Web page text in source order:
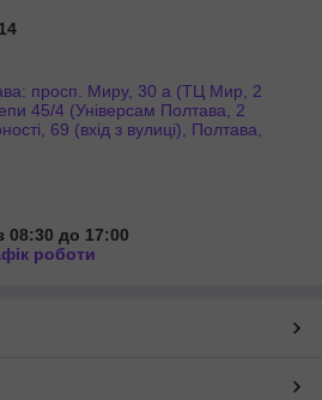
просп. Миру, 30 а (ТЦ Мир, 2
45/4 (Універсам Полтава, 2
69 (вхід з вулиці), Полтава,
08:30 до 17:00
роботи